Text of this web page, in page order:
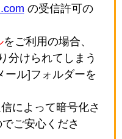
の受信許可の
をご利用の場合、
分けられてしまう
ール]フォルダーを
によって暗号化さ
ご安心くださ